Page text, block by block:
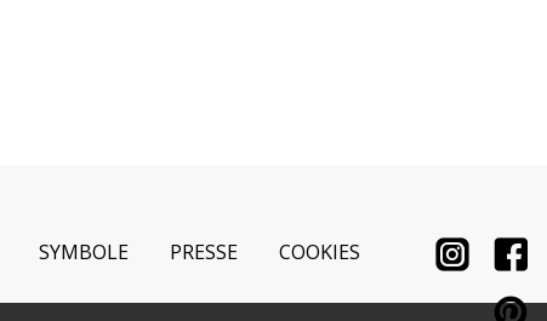
SYMBOLE PRESSE COOKIES